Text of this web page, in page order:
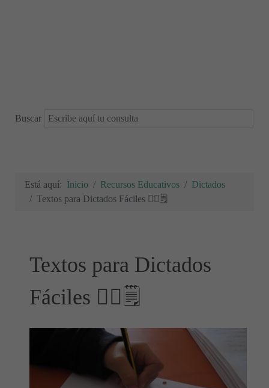
Buscar
Está aquí: Inicio Recursos Educativos
Dictados
Textos para Dictados Fáciles ✍🏻🗒
Textos para Dictados
Fáciles ✍🏻🗒